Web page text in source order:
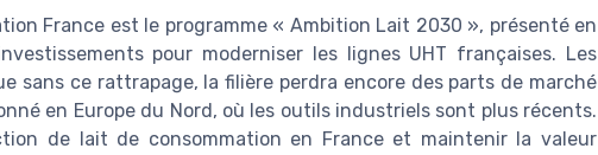
France est le programme « Ambition Lait 2030 », présenté en
pour moderniser les lignes UHT françaises. Les
sans ce rattrapage, la filière perdra encore des parts de marché
en Europe du Nord, où les outils industriels sont plus récents.
de lait de consommation en France et maintenir la valeur